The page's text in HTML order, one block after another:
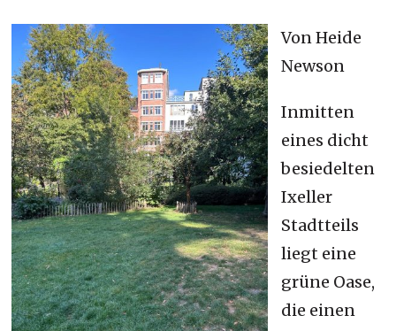
Von Heide
Newson
Inmitten
eines dicht
besiedelten
Ixeller
Stadtteils
liegt eine
grüne Oase,
die einen